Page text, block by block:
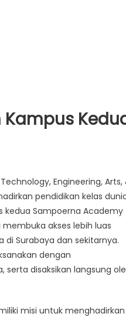
Engineering, Arts,
pendidikan kelas
kedua Sampoerna Academy
akses lebih luas
di Surabaya dan sekitarnya.
dengan
serta disaksikan langsung
misi untuk menghadirkan